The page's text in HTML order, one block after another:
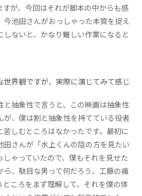
すが、今回はそれが脚本の中からも感
今池田さんがおっしゃった本質を捉え
しないと、かなり難しい作業になると
世界観ですが、実際に演じてみて感じ
抽象性で言うと、この映画は抽象性
が、僕は割と抽象性を持てている役者
苦しむところはなかったです。最初に
田さんが「水上くんの陰の方を見たい
しゃっていたので、僕もそれを見せた
ら、駄目な男って何だろう、工藤の痛
ところをまず理解して、それを僕の体